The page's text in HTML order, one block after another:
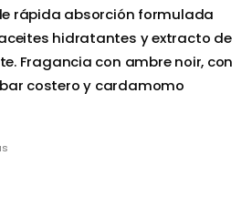
rápida absorción formulada
hidratantes y extracto de
Fragancia con ambre noir, con
costero y cardamomo